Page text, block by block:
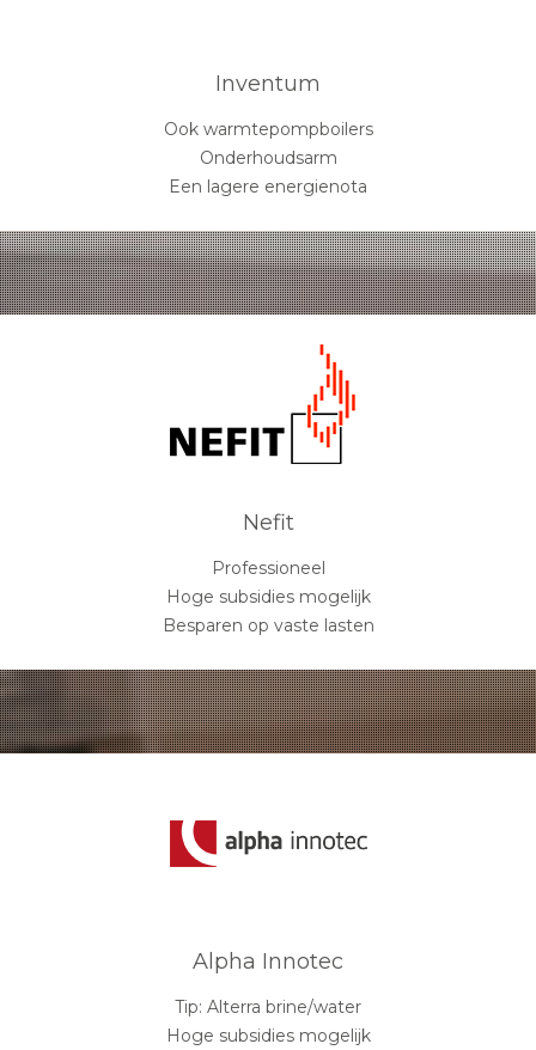
Inventum
Ook warmtepompboilers
Onderhoudsarm
Een lagere energienota
Nefit
Professioneel
Hoge subsidies mogelijk
Besparen op vaste lasten
Alpha Innotec
Tip: Alterra brine/water
Hoge subsidies mogelijk